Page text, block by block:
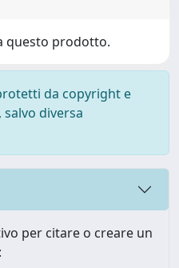
questo prodotto.
da copyright e
diversa
per citare o creare un